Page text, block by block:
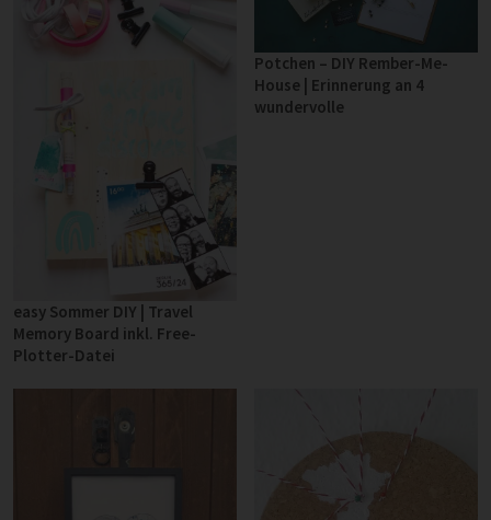
easy Sommer DIY | Travel
Memory Board inkl. Free-
Plotter-Datei
Potchen – DIY Rember-Me-
House | Erinnerung an 4
wundervolle